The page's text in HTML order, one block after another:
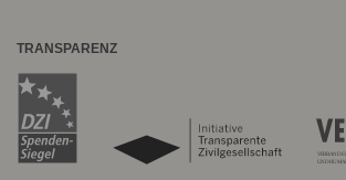
TRANSPARENZ